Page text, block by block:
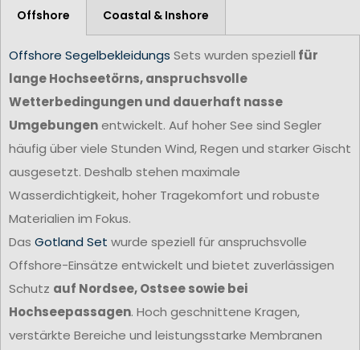
Offshore Coastal & Inshore
Offshore Segelbekleidungs Sets wurden speziell für
lange Hochseetörns, anspruchsvolle
Wetterbedingungen und dauerhaft nasse
Umgebungenentwickelt. Auf hoher See sind Segler
häufig über viele Stunden Wind, Regen und starker Gischt
ausgesetzt. Deshalb stehen maximale
Wasserdichtigkeit, hoher Tragekomfort und robuste
Materialien im Fokus.
Das Gotland Set wurde speziell für anspruchsvolle
Offshore-Einsätze entwickelt und bietet zuverlässigen
Schutz auf Nordsee, Ostsee sowie bei
Hochseepassagen. Hoch geschnittene Kragen,
verstärkte Bereiche und leistungsstarke Membranen